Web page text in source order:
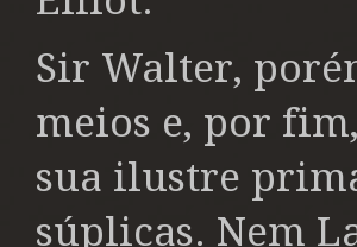
Sir Walter,
meios e, por
sua ilustre
súplicas. Nem